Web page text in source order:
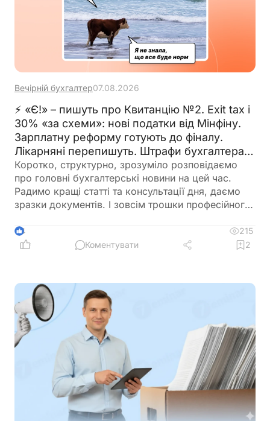
Вечірній бухгалтер07.08.2026
⚡ «Є!» – пишуть про Квитанцію №2. Exit tax і
30% «за схеми»: нові податки від Мінфіну.
Зарплатну реформу готують до фіналу.
Лікарняні перепишуть. Штрафи бухгалтерам
– теж. 🙋‍♀️ Вечірній бухгалтер від 07.08.2026
Коротко, структурно, зрозуміло розповідаємо
про головні бухгалтерські новини на цей час.
Радимо кращі статті та консультації дня, даємо
зразки документів. І зовсім трошки професійного
4
215
Коментувати
2